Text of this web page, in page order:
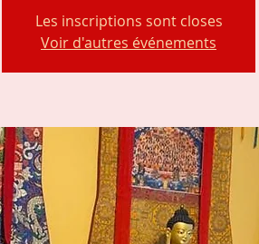
Les inscriptions sont closes
Voir d'autres événements